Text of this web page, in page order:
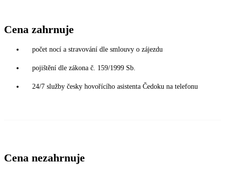
Cena zahrnuje
počet nocí a stravování dle smlouvy o zájezdu
pojištění dle zákona č. 159/1999 Sb.
24/7 služby česky hovořícího asistenta Čedoku na telefonu
Cena nezahrnuje